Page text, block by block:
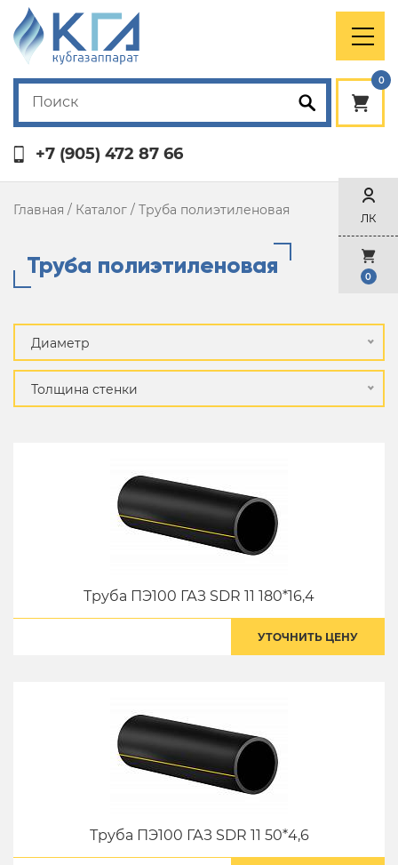
0
+7 (905) 472 87 66
Главная / Каталог / Труба полиэтиленовая
Труба полиэтиленовая
Диаметр
Толщина стенки
Труба ПЭ100 ГАЗ SDR 11 180*16,4
УТОЧНИТЬ ЦЕНУ
Труба ПЭ100 ГАЗ SDR 11 50*4,6
ЛК
0